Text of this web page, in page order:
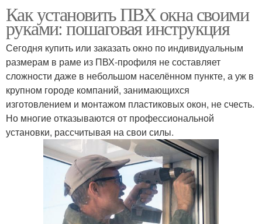
Как установить ПВХ окна своими
руками: пошаговая инструкция
Сегодня купить или заказать окно по индивидуальным
размерам в раме из ПВХ-профиля не составляет
сложности даже в небольшом населённом пункте, а уж в
крупном городе компаний, занимающихся
изготовлением и монтажом пластиковых окон, не счесть.
Но многие отказываются от профессиональной
установки, рассчитывая на свои силы.